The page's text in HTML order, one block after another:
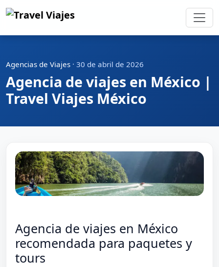
Agencias de Viajes · 30 de abril de 2026
Agencia de viajes en México |
Travel Viajes México
Agencia de viajes en México
recomendada para paquetes y
tours